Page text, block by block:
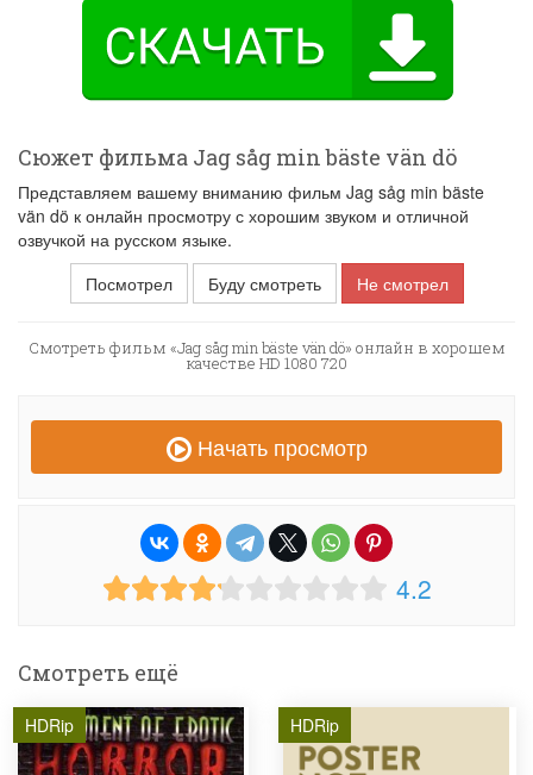
Сюжет фильма Jag såg min bäste vän dö
Представляем вашему вниманию фильм Jag såg min bäste
vän dö к онлайн просмотру с хорошим звуком и отличной
озвучкой на русском языке.
Посмотрел
Буду смотреть Не смотрел
Смотреть фильм «Jag såg min bäste vän dö» онлайн в хорошем
качестве HD 1080 720
Начать просмотр
4.2
Смотреть ещё
HDRip HDRip